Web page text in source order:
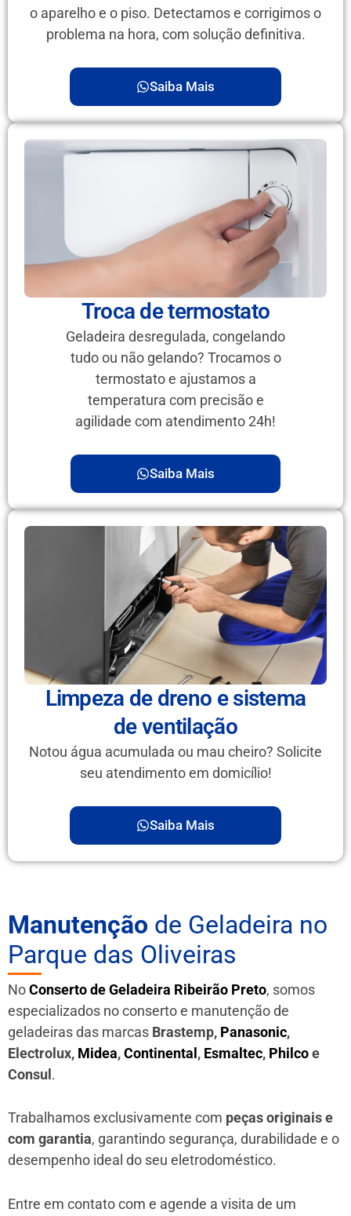
o aparelho e o piso. Detectamos e corrigimos o
problema na hora, com solução definitiva.
Saiba Mais
Troca de termostato
Geladeira desregulada, congelando
tudo ou não gelando? Trocamos o
termostato e ajustamos a
temperatura com precisão e
agilidade com atendimento 24h!
Saiba Mais
Limpeza de dreno e sistema
de ventilação
Notou água acumulada ou mau cheiro? Solicite
seu atendimento em domicílio!
Saiba Mais
Manutenção de Geladeira no
Parque das Oliveiras
NoConserto de Geladeira Ribeirão Preto, somos
especializados no conserto e manutenção de
geladeiras das marcas Brastemp, Panasonic,
Electrolux, Midea,Continental, Esmaltec, Philcoe
Consul.
Trabalhamos exclusivamente com peças originais e
com garantia, garantindo segurança, durabilidade e o
desempenho ideal do seu eletrodoméstico.
Entre em contato com e agende a visita de um